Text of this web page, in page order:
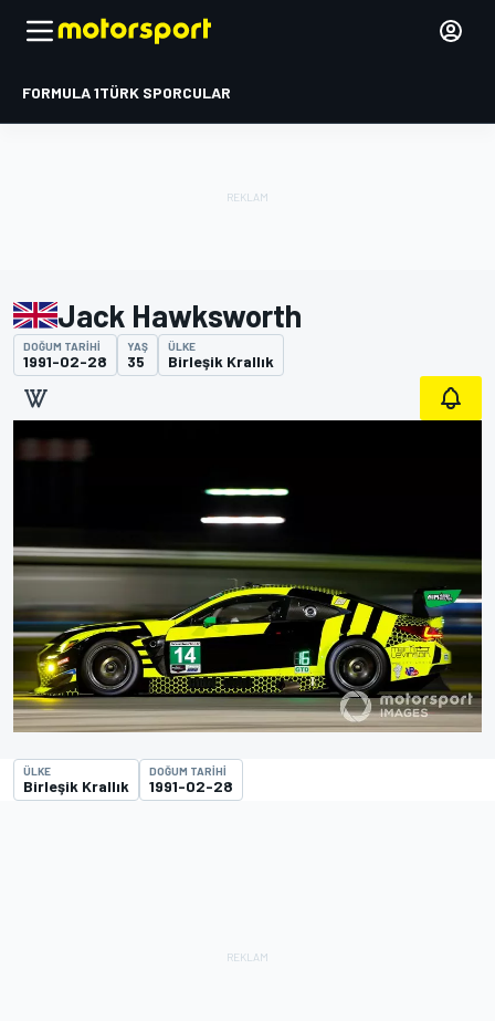
FORMULA 1TÜRK SPORCULAR
Jack Hawksworth
DOĞUM TARIHI
1991-02-28
YAŞ
35
ÜLKE
Birleşik Krallık
ÜLKE
Birleşik Krallık
DOĞUM TARIHI
1991-02-28